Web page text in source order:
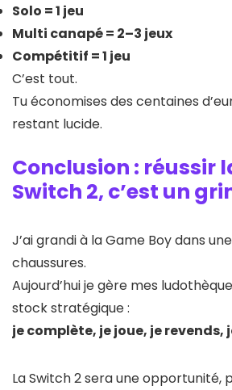
Solo = 1 jeu
Multi canapé = 2–3 jeux
Compétitif = 1 jeu
C’est tout.
Tu économises des centaines
restant lucide.
Conclusion : réussir
Switch 2, c’est un
J’ai grandi à la Game Boy dans
chaussures.
Aujourd’hui je gère mes
stock stratégique :
je complète, je joue, je revends,
La Switch 2 sera une opportunité,